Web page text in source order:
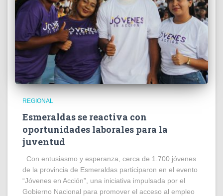
REGIONAL
Esmeraldas se reactiva con
oportunidades laborales para la
juventud
Con entusiasmo y esperanza, cerca de 1.700 jóvenes
de la provincia de Esmeraldas participaron en el evento
“Jóvenes en Acción”, una iniciativa impulsada por el
Gobierno Nacional para promover el acceso al empleo